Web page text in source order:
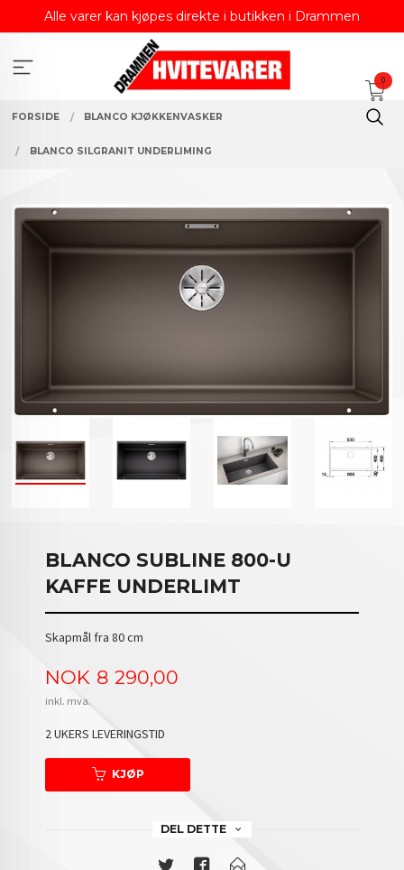
Alle varer kan kjøpes direkte i butikken i Drammen
0
FORSIDE BLANCO KJØKKENVASKER
BLANCO SILGRANIT UNDERLIMING
BLANCO SUBLINE 800-U
KAFFE UNDERLIMT
Skapmål fra 80 cm
Pris
NOK 8 290,00
inkl. mva.
2 UKERS LEVERINGSTID
KJØP
DEL DETTE